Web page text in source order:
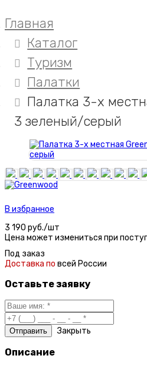
Главная
Каталог
Туризм
Палатки
Палатка 3-х
3 зеленый/серый
В избранное
3 190 руб./шт
Цена может измениться при
Под заказ
Доставка по всей России
Оставьте заявку
Закрыть
Описание